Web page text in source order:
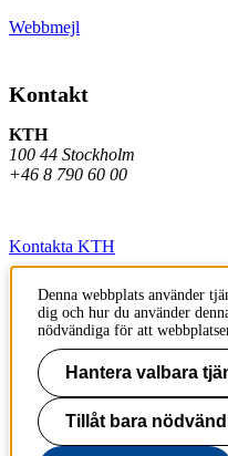
Webbmejl
Kontakt
KTH
100 44 Stockholm
+46 8 790 60 00
Kontakta KTH
Jobba på KTH
Press och media
Faktura och betalning KTH
Om KTH:s webbplatser
Denna webbplats använder
dig och hur du använder
nödvändiga för att
Hantera valbara
Tillåt bara